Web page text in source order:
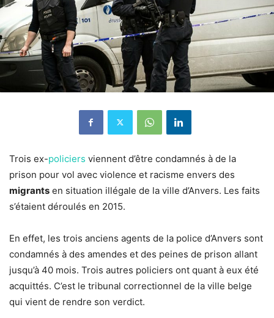
Trois ex-policiers viennent d’être condamnés à de la
prison pour vol avec violence et racisme envers des
migrants en situation illégale de la ville d’Anvers. Les faits
s’étaient déroulés en 2015.
En effet, les trois anciens agents de la police d’Anvers sont
condamnés à des amendes et des peines de prison allant
jusqu’à 40 mois. Trois autres policiers ont quant à eux été
acquittés. C’est le tribunal correctionnel de la ville belge
qui vient de rendre son verdict.